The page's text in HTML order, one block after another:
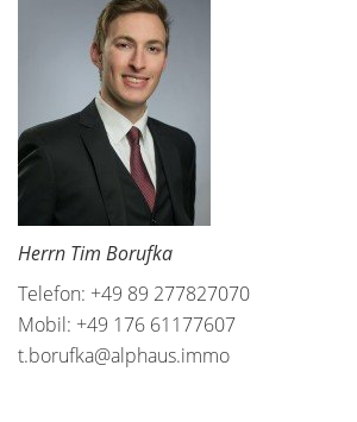
Herrn Tim Borufka
Telefon: +49 89 277827070
Mobil: +49 176 61177607
t.borufka@alphaus.immo